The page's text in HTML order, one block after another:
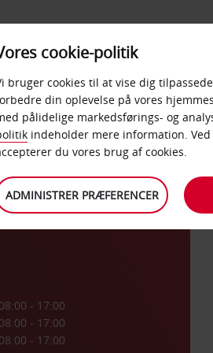
PRODUKTER &
KONTORER
08:00 - 17:00
08:00 - 17:00
08:00 - 17:00
cookie-politik
bruger cookies til at vise dig
din oplevelse på vores
pålidelige markedsførings- og
indeholder mere information. Ved
du vores brug af cookies.
ADMINISTRER PRÆFERENCER